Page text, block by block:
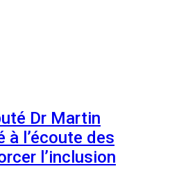
Dr Martin
à l’écoute des
l’inclusion